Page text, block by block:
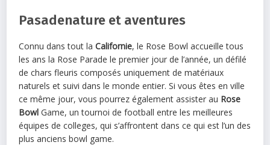
Pasadenature et aventures
Connu dans tout laCalifornie, le Rose Bowl accueille tous
les ans la Rose Parade le premier jour de l’année, un défilé
de chars fleuris composés uniquement de matériaux
naturels et suivi dans le monde entier. Si vous êtes en ville
ce même jour, vous pourrez également assister au Rose
Bowl Game, un tournoi de football entre les meilleures
équipes de colleges, qui s’affrontent dans ce qui est l’un des
plus anciens bowl game.